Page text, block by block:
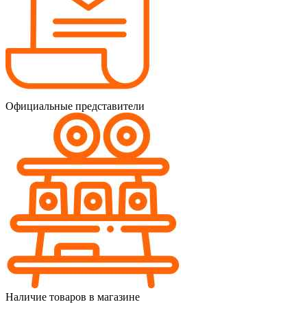
Официальные представители
Наличие товаров в магазине